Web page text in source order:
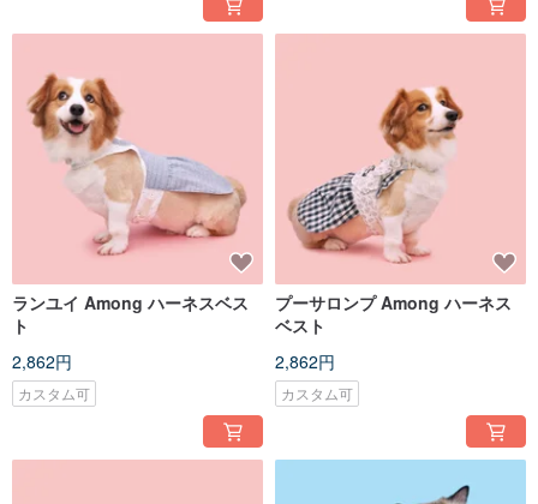
ランユイ Among ハーネスベス
ト
2,862円
カスタム可
プーサロンプ Among ハーネス
ベスト
2,862円
カスタム可